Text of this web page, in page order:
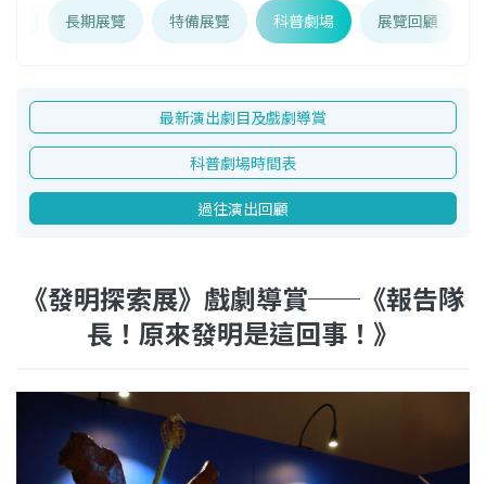
長期展覽 特備展覽 科普劇場 展覽回顧
最新演出劇目及戲劇導賞
科普劇場時間表
過往演出回顧
《發明探索展》戲劇導賞──《報告隊
長！原來發明是這回事！》